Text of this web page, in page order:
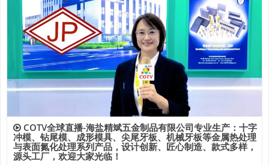
COTV全球直播-海盐精斌五金制品有限公司专业生产：十字
冲模、钻尾模、成形模具、尖尾牙板、机械牙板等金属热处理
与表面氮化处理系列产品，设计创新、匠心制造、款式多样，
源头工厂，欢迎大家光临！